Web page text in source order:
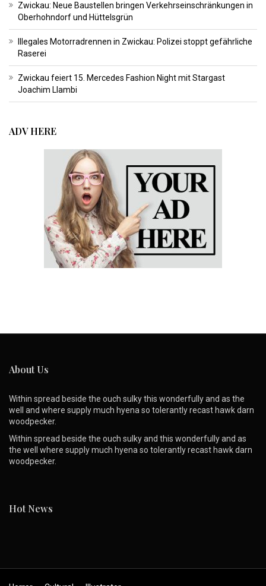
Zwickau: Neue Baustellen bringen Verkehrseinschränkungen in
Oberhohndorf und Hüttelsgrün
Illegales Motorradrennen in Zwickau: Polizei stoppt gefährliche
Raserei
Zwickau feiert 15. Mercedes Fashion Night mit Stargast
Joachim Llambi
ADV HERE
About Us
Within spread beside the ouch sulky this wonderfully and as the
well and where supply much hyena so tolerantly recast hawk darn
woodpecker.
Within spread beside the ouch sulky and this wonderfully and as
the well where supply much hyena so tolerantly recast hawk darn
woodpecker.
Hot News